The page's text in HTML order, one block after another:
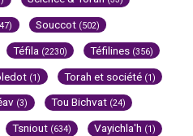
Souccot (502)
Téfila (2230) Téfilines (356)
(1) Torah et société (1)
(3) Tou Bichvat (24)
Tsniout (634) Vayichla'h (1)